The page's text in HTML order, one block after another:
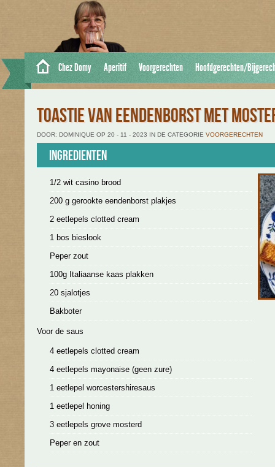
Chez Domy Aperitif Voorgerechten Hoofdgerechten/
TOASTIE VAN EENDENBORST MET
DOOR: DOMINIQUE OP 20 - 11 - 2023 IN DE CATEGORIE VOORGERECHTEN
Ingredienten
1/2 wit casino brood
200 g gerookte eendenborst plakjes
2 eetlepels clotted cream
1 bos bieslook
Peper zout
100g Italiaanse kaas plakken
20 sjalotjes
Bakboter
Voor de saus
4 eetlepels clotted cream
4 eetlepels mayonaise (geen zure)
1 eetlepel worcestershiresaus
1 eetlepel honing
3 eetlepels grove mosterd
Peper en zout